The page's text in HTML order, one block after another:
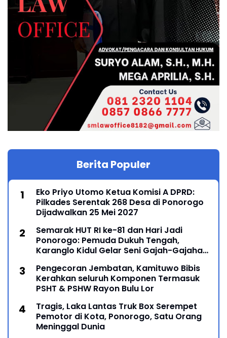
Berita Populer
Eko Priyo Utomo Ketua Komisi A DPRD:
Pilkades Serentak 268 Desa di Ponorogo
Dijadwalkan 25 Mei 2027
Semarak HUT RI ke-81 dan Hari Jadi
Ponorogo: Pemuda Dukuh Tengah,
Karanglo Kidul Gelar Seni Gajah-Gajahan,
Pengecoran Jembatan, Kamituwo Bibis
Kerahkan seluruh Komponen Termasuk
PSHT & PSHW Rayon Bulu Lor
Tragis, Laka Lantas Truk Box Serempet
Pemotor di Kota, Ponorogo, Satu Orang
Meninggal Dunia